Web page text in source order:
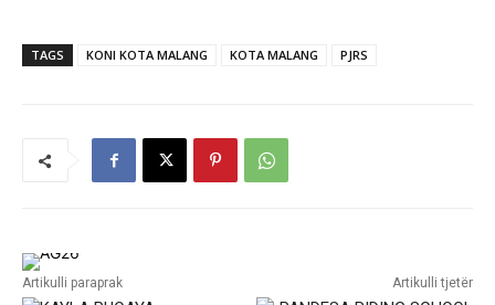
TAGS KONI KOTA MALANG KOTA MALANG PJRS
Artikulli paraprak Artikulli tjetër